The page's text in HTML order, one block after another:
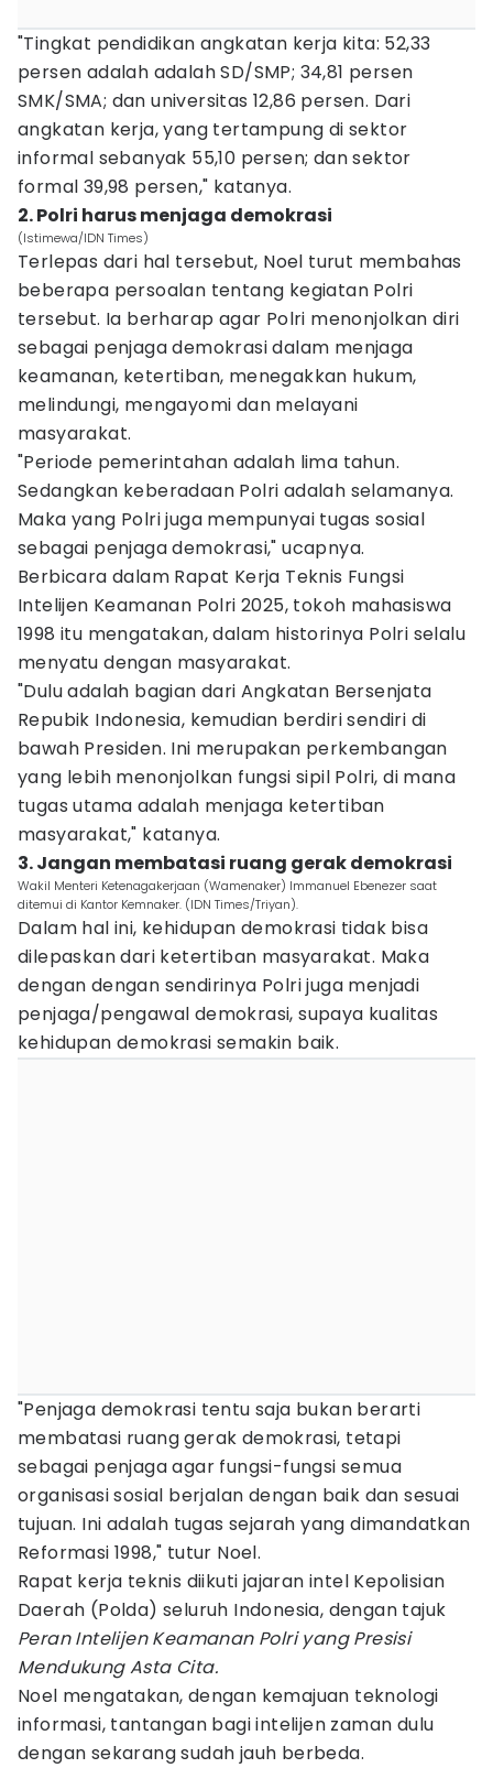
"Tingkat pendidikan angkatan kerja kita: 52,33
persen adalah adalah SD/SMP; 34,81 persen
SMK/SMA; dan universitas 12,86 persen. Dari
angkatan kerja, yang tertampung di sektor
informal sebanyak 55,10 persen; dan sektor
formal 39,98 persen," katanya.
2. Polri harus menjaga demokrasi
(Istimewa/IDN Times)
Terlepas dari hal tersebut, Noel turut membahas
beberapa persoalan tentang kegiatan Polri
tersebut. Ia berharap agar Polri menonjolkan diri
sebagai penjaga demokrasi dalam menjaga
keamanan, ketertiban, menegakkan hukum,
melindungi, mengayomi dan melayani
masyarakat.
"Periode pemerintahan adalah lima tahun.
Sedangkan keberadaan Polri adalah selamanya.
Maka yang Polri juga mempunyai tugas sosial
sebagai penjaga demokrasi," ucapnya.
Berbicara dalam Rapat Kerja Teknis Fungsi
Intelijen Keamanan Polri 2025, tokoh mahasiswa
1998 itu mengatakan, dalam historinya Polri selalu
menyatu dengan masyarakat.
"Dulu adalah bagian dari Angkatan Bersenjata
Repubik Indonesia, kemudian berdiri sendiri di
bawah Presiden. Ini merupakan perkembangan
yang lebih menonjolkan fungsi sipil Polri, di mana
tugas utama adalah menjaga ketertiban
masyarakat," katanya.
3. Jangan membatasi ruang gerak demokrasi
Wakil Menteri Ketenagakerjaan (Wamenaker) Immanuel Ebenezer saat
ditemui di Kantor Kemnaker. (IDN Times/Triyan).
Dalam hal ini, kehidupan demokrasi tidak bisa
dilepaskan dari ketertiban masyarakat. Maka
dengan dengan sendirinya Polri juga menjadi
penjaga/pengawal demokrasi, supaya kualitas
kehidupan demokrasi semakin baik.
"Penjaga demokrasi tentu saja bukan berarti
membatasi ruang gerak demokrasi, tetapi
sebagai penjaga agar fungsi-fungsi semua
organisasi sosial berjalan dengan baik dan sesuai
tujuan. Ini adalah tugas sejarah yang dimandatkan
Reformasi 1998," tutur Noel.
Rapat kerja teknis diikuti jajaran intel Kepolisian
Daerah (Polda) seluruh Indonesia, dengan tajuk
Peran Intelijen Keamanan Polri yang Presisi
Mendukung Asta Cita.
Noel mengatakan, dengan kemajuan teknologi
informasi, tantangan bagi intelijen zaman dulu
dengan sekarang sudah jauh berbeda.